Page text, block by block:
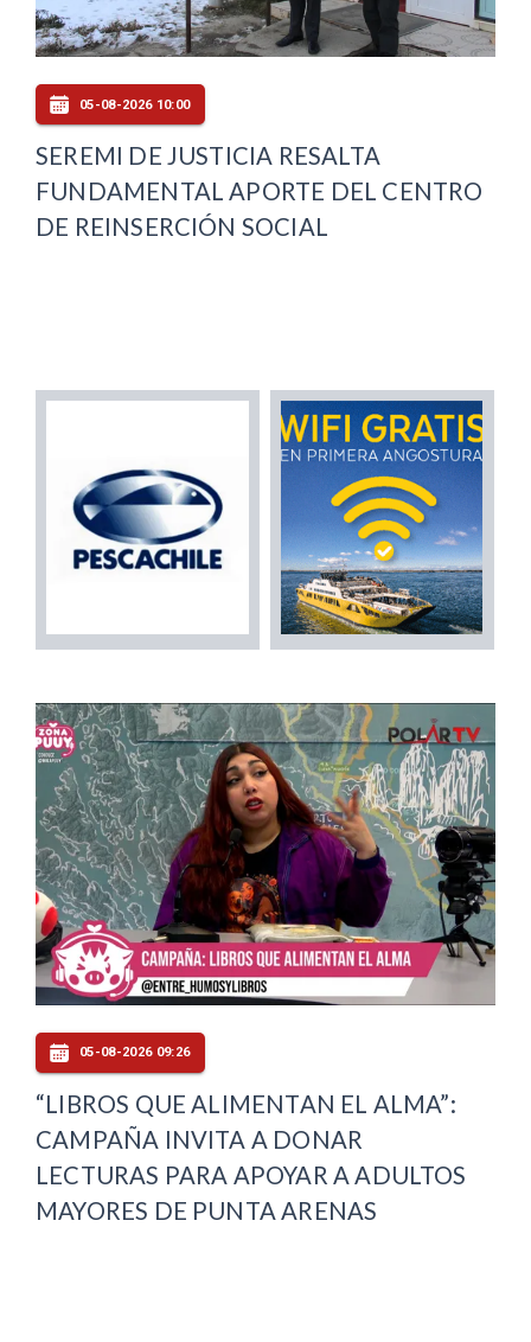
05-08-2026 10:00
SEREMI DE JUSTICIA RESALTA
FUNDAMENTAL APORTE DEL CENTRO
DE REINSERCIÓN SOCIAL
05-08-2026 09:26
“LIBROS QUE ALIMENTAN EL ALMA”:
CAMPAÑA INVITA A DONAR
LECTURAS PARA APOYAR A ADULTOS
MAYORES DE PUNTA ARENAS